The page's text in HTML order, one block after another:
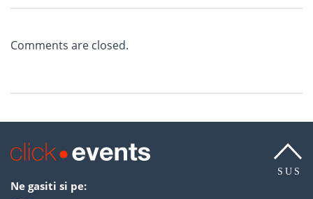
Comments are closed.
SUS
Ne gasiti si pe: